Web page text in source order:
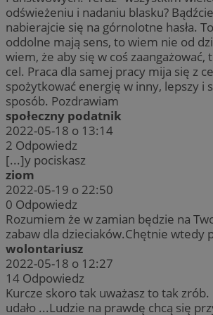
odświeżeniu i nadaniu blasku?
nabierajcie się na górnolotne hasła.
oddolne mają sens, to wiem nie od
wiem, że aby się w coś zaangażować,
cel. Praca dla samej pracy mija się z
spożytkować energię w inny, lepszy i
sposób. Pozdrawiam
społeczny podatnik
2022-05-18 o 13:14
2 Odpowiedz
[...]y pociskasz
ziom
2022-05-19 o 22:50
0 Odpowiedz
Rozumiem że w zamian będzie na
zabaw dla dzieciaków.Chętnie wtedy
wolontariusz
2022-05-18 o 12:27
14 Odpowiedz
Kurcze skoro tak uważasz to tak zrób.
udało ...Ludzie na prawdę chcą się